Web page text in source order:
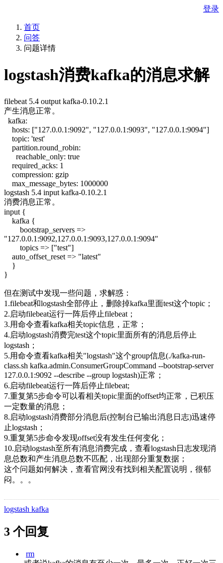
登录
首页
问答
问题详情
logstash消费kafka的消息求解
filebeat 5.4 output kafka-0.10.2.1
产生消息正常。
kafka:
hosts: ["127.0.0.1:9092", "127.0.0.1:9093", "127.0.0.1:9094"]
topic: 'test'
partition.round_robin:
reachable_only: true
required_acks: 1
compression: gzip
max_message_bytes: 1000000
logstash 5.4 input kafka-0.10.2.1
消费消息正常。
input {
kafka {
bootstrap_servers =>
"127.0.0.1:9092,127.0.0.1:9093,127.0.0.1:9094"
topics => ["test"]
auto_offset_reset => "latest"
}
}
但在测试中发现一些问题，求解惑：
1.filebeat和logstash全部停止，删除掉kafka里面test这个topic；
2.启动filebeat运行一阵后停止filebeat；
3.用命令查看kafka相关topic信息，正常；
4.启动logstash消费完test这个topic里面所有的消息后停止
logstash；
5.用命令查看kafka相关"logstash"这个group信息(./kafka-run-
class.sh kafka.admin.ConsumerGroupCommand --bootstrap-server
127.0.0.1:9092 --describe --group logstash)正常；
6.启动filebeat运行一阵后停止filebeat;
7.重复第5步命令可以看相关topic里面的offset均正常，已积压
一定数量的消息；
8.启动logstash消费部分消息后(控制台已输出消息日志)迅速停
止logstash；
9.重复第5步命令发现offset没有发生任何变化；
10.启动logstash至所有消息消费完成，查看logstash日志发现消
息总数和产生消息总数不匹配，出现部分重复数据；
这个问题如何解决，查看官网没有找到相关配置说明，很郁
闷。。。
logstash kafka
3 个回复
rm